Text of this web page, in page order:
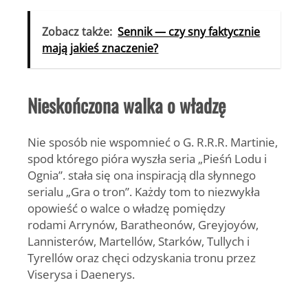
Zobacz także: Sennik — czy sny faktycznie
mają jakieś znaczenie?
Nieskończona walka o władzę
Nie sposób nie wspomnieć o G. R.R.R. Martinie,
spod którego pióra wyszła seria „Pieśń Lodu i
Ognia”. stała się ona inspiracją dla słynnego
serialu „Gra o tron”. Każdy tom to niezwykła
opowieść o walce o władzę pomiędzy
rodami Arrynów, Baratheonów, Greyjoyów,
Lannisterów, Martellów, Starków, Tullych i
Tyrellów oraz chęci odzyskania tronu przez
Viserysa i Daenerys.